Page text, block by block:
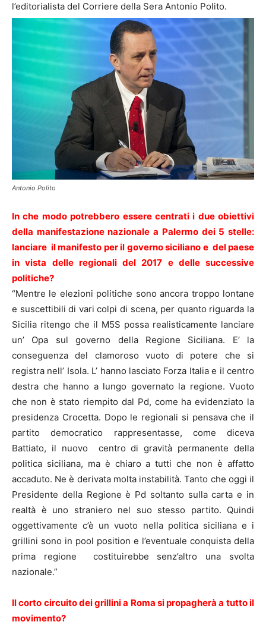
l’editorialista del Corriere della Sera Antonio Polito.
Antonio Polito
In che modo potrebbero essere centrati i due obiettivi
della manifestazione nazionale a Palermo dei 5 stelle:
lanciare il manifesto per il governo siciliano e del paese
in vista delle regionali del 2017 e delle successive
politiche?
“Mentre le elezioni politiche sono ancora troppo lontane
e suscettibili di vari colpi di scena, per quanto riguarda la
Sicilia ritengo che il M5S possa realisticamente lanciare
un’ Opa sul governo della Regione Siciliana. E’ la
conseguenza del clamoroso vuoto di potere che si
registra nell’ Isola. L’ hanno lasciato Forza Italia e il centro
destra che hanno a lungo governato la regione. Vuoto
che non è stato riempito dal Pd, come ha evidenziato la
presidenza Crocetta. Dopo le regionali si pensava che il
partito democratico rappresentasse, come diceva
Battiato, il nuovo centro di gravità permanente della
politica siciliana, ma è chiaro a tutti che non è affatto
accaduto. Ne è derivata molta instabilità. Tanto che oggi il
Presidente della Regione è Pd soltanto sulla carta e in
realtà è uno straniero nel suo stesso partito. Quindi
oggettivamente c’è un vuoto nella politica siciliana e i
grillini sono in pool position e l’eventuale conquista della
prima regione costituirebbe senz’altro una svolta
nazionale.”
Il corto circuito dei grillini a Roma si propagherà a tutto il
movimento?